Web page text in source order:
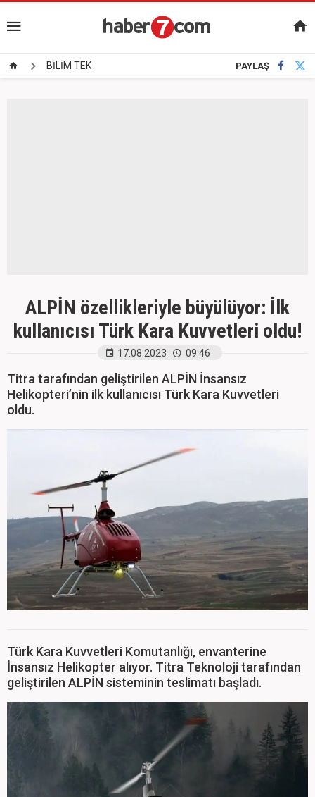
BİLİM TEK PAYLAŞ
ALPİN özellikleriyle büyülüyor: İlk
kullanıcısı Türk Kara Kuvvetleri oldu!
17.08.2023 09:46
Titra tarafından geliştirilen ALPİN İnsansız
Helikopteri’nin ilk kullanıcısı Türk Kara Kuvvetleri
oldu.
Türk Kara Kuvvetleri Komutanlığı, envanterine
İnsansız Helikopter alıyor. Titra Teknoloji tarafından
geliştirilen ALPİN sisteminin teslimatı başladı.